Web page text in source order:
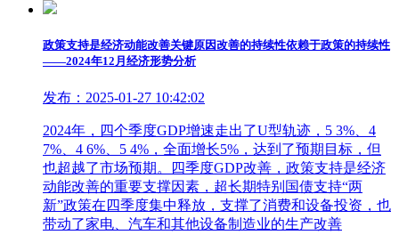
政策支持是经济动能改善关键原因改善的持续性依赖于政策的持续性
——2024年12月经济形势分析
发布：2025-01-27 10:42:02
2024年，四个季度GDP增速走出了U型轨迹，5 3%、4
7%、4 6%、5 4%，全面增长5%，达到了预期目标，但
也超越了市场预期。四季度GDP改善，政策支持是经济
动能改善的重要支撑因素，超长期特别国债支持“两
新”政策在四季度集中释放，支撑了消费和设备投资，也
带动了家电、汽车和其他设备制造业的生产改善